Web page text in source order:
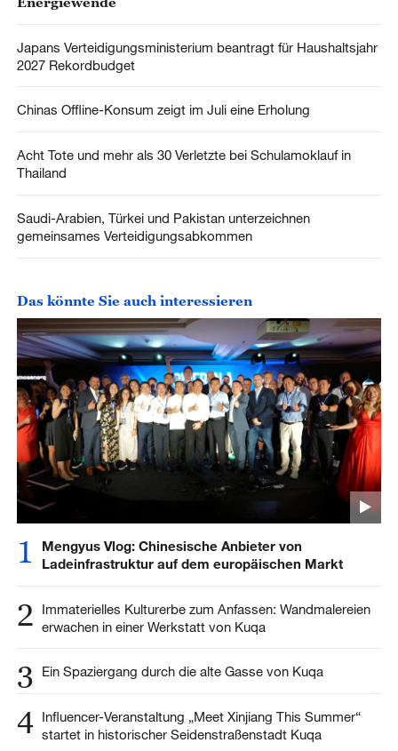
Japans Verteidigungsministerium beantragt für Haushaltsjahr
2027 Rekordbudget
Chinas Offline-Konsum zeigt im Juli eine Erholung
Acht Tote und mehr als 30 Verletzte bei Schulamoklauf in
Thailand
Saudi-Arabien, Türkei und Pakistan unterzeichnen
gemeinsames Verteidigungsabkommen
Das könnte Sie auch interessieren
1
Mengyus Vlog: Chinesische Anbieter von
Ladeinfrastruktur auf dem europäischen Markt
2
Immaterielles Kulturerbe zum Anfassen: Wandmalereien
erwachen in einer Werkstatt von Kuqa
3 Ein Spaziergang durch die alte Gasse von Kuqa
4 Influencer-Veranstaltung „Meet Xinjiang This Summer“
startet in historischer Seidenstraßenstadt Kuqa